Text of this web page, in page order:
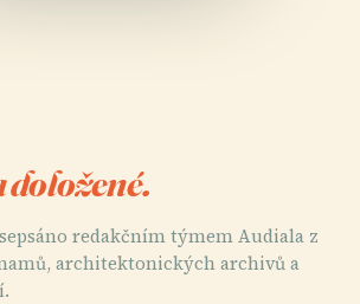
doložené.
redakčním týmem Audiala z
architektonických archivů a